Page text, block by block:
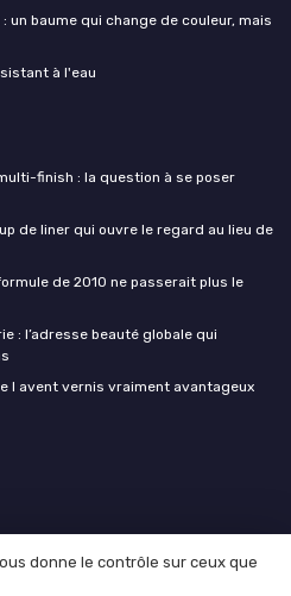
un baume qui change de couleur, mais
à l'eau
finish : la question à se poser
de liner qui ouvre le regard au lieu de
de 2010 ne passerait plus le
: l’adresse beauté globale qui
l avent vernis vraiment avantageux
donne le contrôle sur ceux que